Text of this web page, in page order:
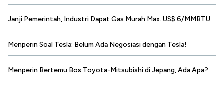
Janji Pemerintah, Industri Dapat Gas Murah Max. US$ 6/MMBTU
Menperin Soal Tesla: Belum Ada Negosiasi dengan Tesla!
Menperin Bertemu Bos Toyota-Mitsubishi di Jepang, Ada Apa?